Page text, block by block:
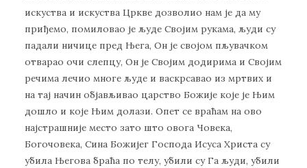
искуства и искуства Цркве дозволио нам је да му
приђемо, помиловао је људе Својим рукама, људи су
падали ничице пред Њега, Он је својом пљувачком
отварао очи слепцу, Он је Својим додирима и Својим
речима лечио многе људе и васкрсавао из мртвих и
на тај начин објављивао царство Божије које је Њим
дошло и које Њим долази. Опет се враћам на ово
најстрашније место зато што овога Човека,
Богочовека, Сина Божијег Господа Исуса Христа су
убила Његова браћа по телу, убили су Га људи, убили